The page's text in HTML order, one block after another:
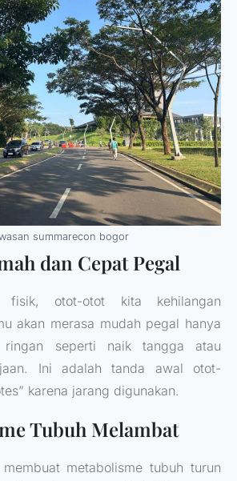
summarecon bogor
dan Cepat Pegal
fisik, otot-otot kita kehilangan
akan merasa mudah pegal hanya
ringan seperti naik tangga atau
Ini adalah tanda awal otot-
karena jarang digunakan.
Tubuh Melambat
metabolisme tubuh turun